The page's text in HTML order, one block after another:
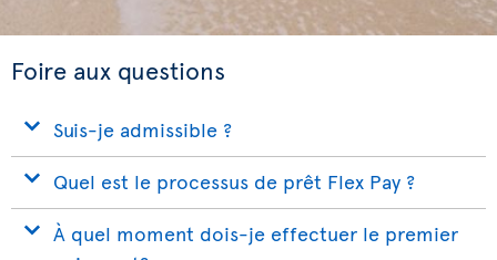
Foire aux questions
Suis-je admissible ?
Quel est le processus de prêt Flex Pay ?
À quel moment dois-je effectuer le premier